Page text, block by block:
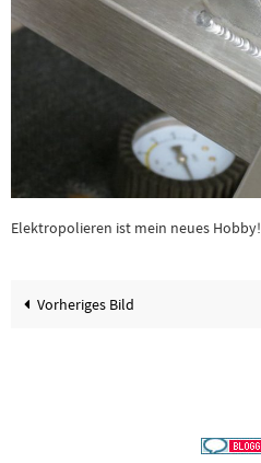
Elektropolieren ist mein neues Hobby!
Vorheriges Bild